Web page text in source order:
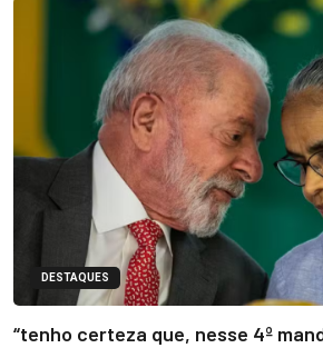
DESTAQUES
“tenho certeza que, nesse 4º